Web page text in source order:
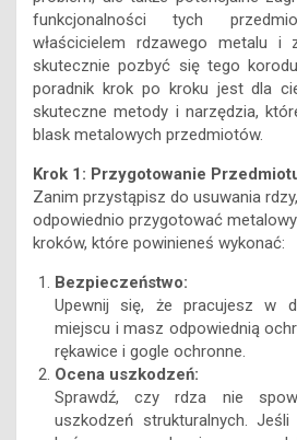
funkcjonalności tych
właścicielem rdzawego metalu i
skutecznie pozbyć się tego
poradnik krok po kroku jest dla
skuteczne metody i narzędzia,
blask metalowych przedmiotów.
Krok 1: Przygotowanie
Zanim przystąpisz do usuwania
odpowiednio przygotować
kroków, które powinieneś wykonać:
Bezpieczeństwo:
Upewnij się, że pracujesz w
miejscu i masz odpowiednią
rękawice i gogle ochronne.
Ocena uszkodzeń:
Sprawdź, czy rdza nie
uszkodzeń strukturalnych.